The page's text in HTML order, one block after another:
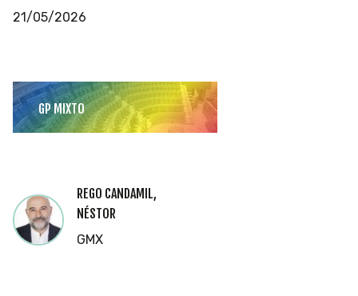
21/05/2026
GP MIXTO
REGO CANDAMIL,
NÉSTOR
GMX